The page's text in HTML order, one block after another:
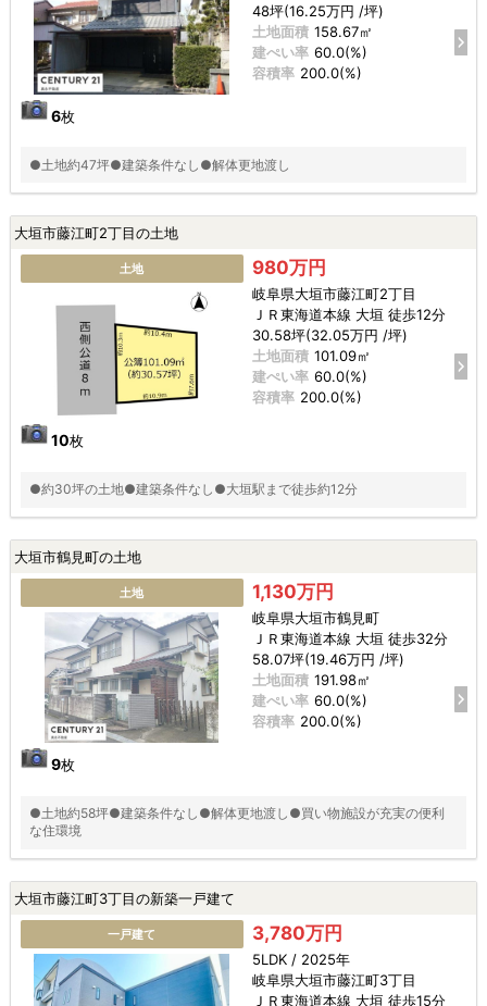
6枚
48坪(16.25万円 /坪)
土地面積 158.67㎡
建ぺい率 60.0(%)
容積率 200.0(%)
●土地約47坪●建築条件なし●解体更地渡し
大垣市藤江町2丁目の土地
土地
10枚
980万円
岐阜県大垣市藤江町2丁目
ＪＲ東海道本線 大垣 徒歩12分
30.58坪(32.05万円 /坪)
土地面積 101.09㎡
建ぺい率 60.0(%)
容積率 200.0(%)
●約30坪の土地●建築条件なし●大垣駅まで徒歩約12分
大垣市鶴見町の土地
土地
9枚
1,130万円
岐阜県大垣市鶴見町
ＪＲ東海道本線 大垣 徒歩32分
58.07坪(19.46万円 /坪)
土地面積 191.98㎡
建ぺい率 60.0(%)
容積率 200.0(%)
●土地約58坪●建築条件なし●解体更地渡し●買い物施設が充実の便利
な住環境
大垣市藤江町3丁目の新築一戸建て
一戸建て 3,780万円
5LDK / 2025年
岐阜県大垣市藤江町3丁目
ＪＲ東海道本線 大垣 徒歩15分